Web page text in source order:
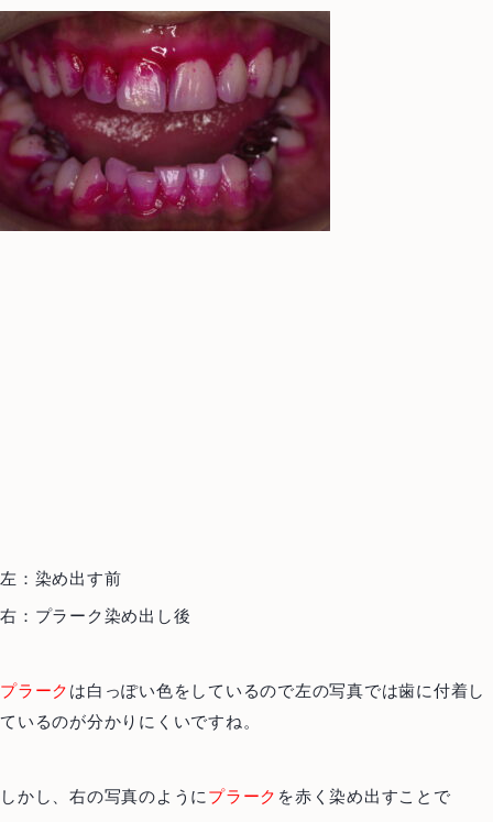
当院について
Treatment Policy
医師紹介Staff
News
ブログBlog
左：染め出す前
右：プラーク染め出し後
プラーク は白っぽい色をしているので左の写真では歯に付着し
ているのが分かりにくいですね。
しかし、右の写真のように プラーク を赤く染め出すことで